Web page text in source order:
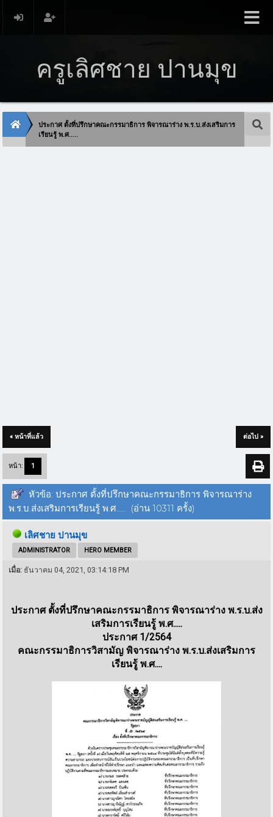
ครูเลิศชาย ปานมุข
ประกาศ ตั้งที่ปรึกษาคณะกรรมาธิการ พิจารณาร่าง พ.ร.บ.ส่งเสริมการ
เรียนรู้ พ.ศ.....
« หน้าที่แล้ว ต่อไป »
หน้า: 1
หัวข้อ: ประกาศ ตั้งที่ปรึกษาคณะกรรมาธิการ พิจารณาร่าง
พ.ร.บ.ส่งเสริมการเรียนรู้ พ.ศ..... (อ่าน 10311 ครั้ง)
เลิศชาย ปานมุข
ADMINISTRATOR HERO MEMBER
เมื่อ: ธันวาคม 04, 2021, 03:14:18 PM
ประกาศ ตั้งที่ปรึกษาคณะกรรมาธิการ พิจารณาร่าง พ.ร.บ.ส่ง
เสริมการเรียนรู้ พ.ศ.....
ประกาศ 1/2564
คณะกรรมาธิการวิสามัญ พิจารณาร่าง พ.ร.บ.ส่งเสริมการ
เรียนรู้ พ.ศ....